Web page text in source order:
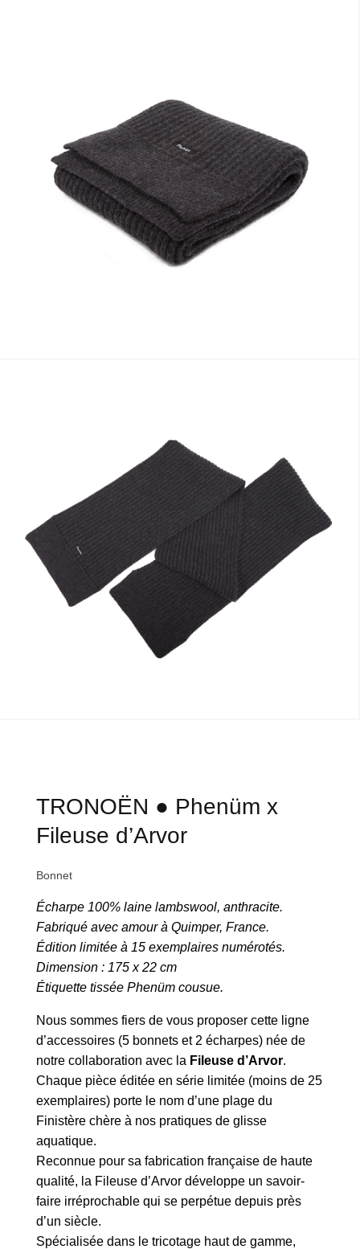
TRONOËN ● Phenüm x
Fileuse d’Arvor
Bonnet
Écharpe 100% laine lambswool, anthracite.
Fabriqué avec amour à Quimper, France.
Édition limitée à 15 exemplaires numérotés.
Dimension : 175 x 22 cm
Étiquette tissée Phenüm cousue.
Nous sommes fiers de vous proposer cette ligne
d’accessoires (5 bonnets et 2 écharpes) née de
notre collaboration avec la Fileuse d’Arvor.
Chaque pièce éditée en série limitée (moins de 25
exemplaires) porte le nom d’une plage du
Finistère chère à nos pratiques de glisse
aquatique.
Reconnue pour sa fabrication française de haute
qualité, la Fileuse d’Arvor développe un savoir-
faire irréprochable qui se perpétue depuis près
d’un siècle.
Spécialisée dans le tricotage haut de gamme,